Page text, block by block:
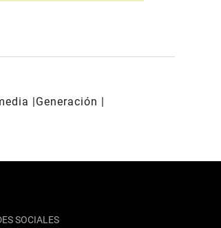
Generación
SOCIALES